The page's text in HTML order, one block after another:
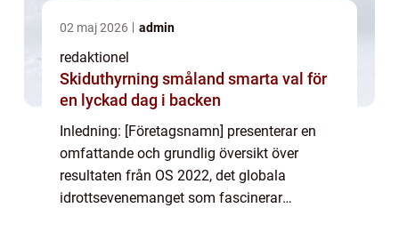
02 maj 2026 admin
redaktionel
Skiduthyrning småland smarta val för
en lyckad dag i backen
Inledning: [Företagsnamn] presenterar en
omfattande och grundlig översikt över
resultaten från OS 2022, det globala
idrottsevenemanget som fascinerar